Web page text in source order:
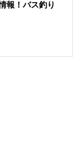
報！バス釣り